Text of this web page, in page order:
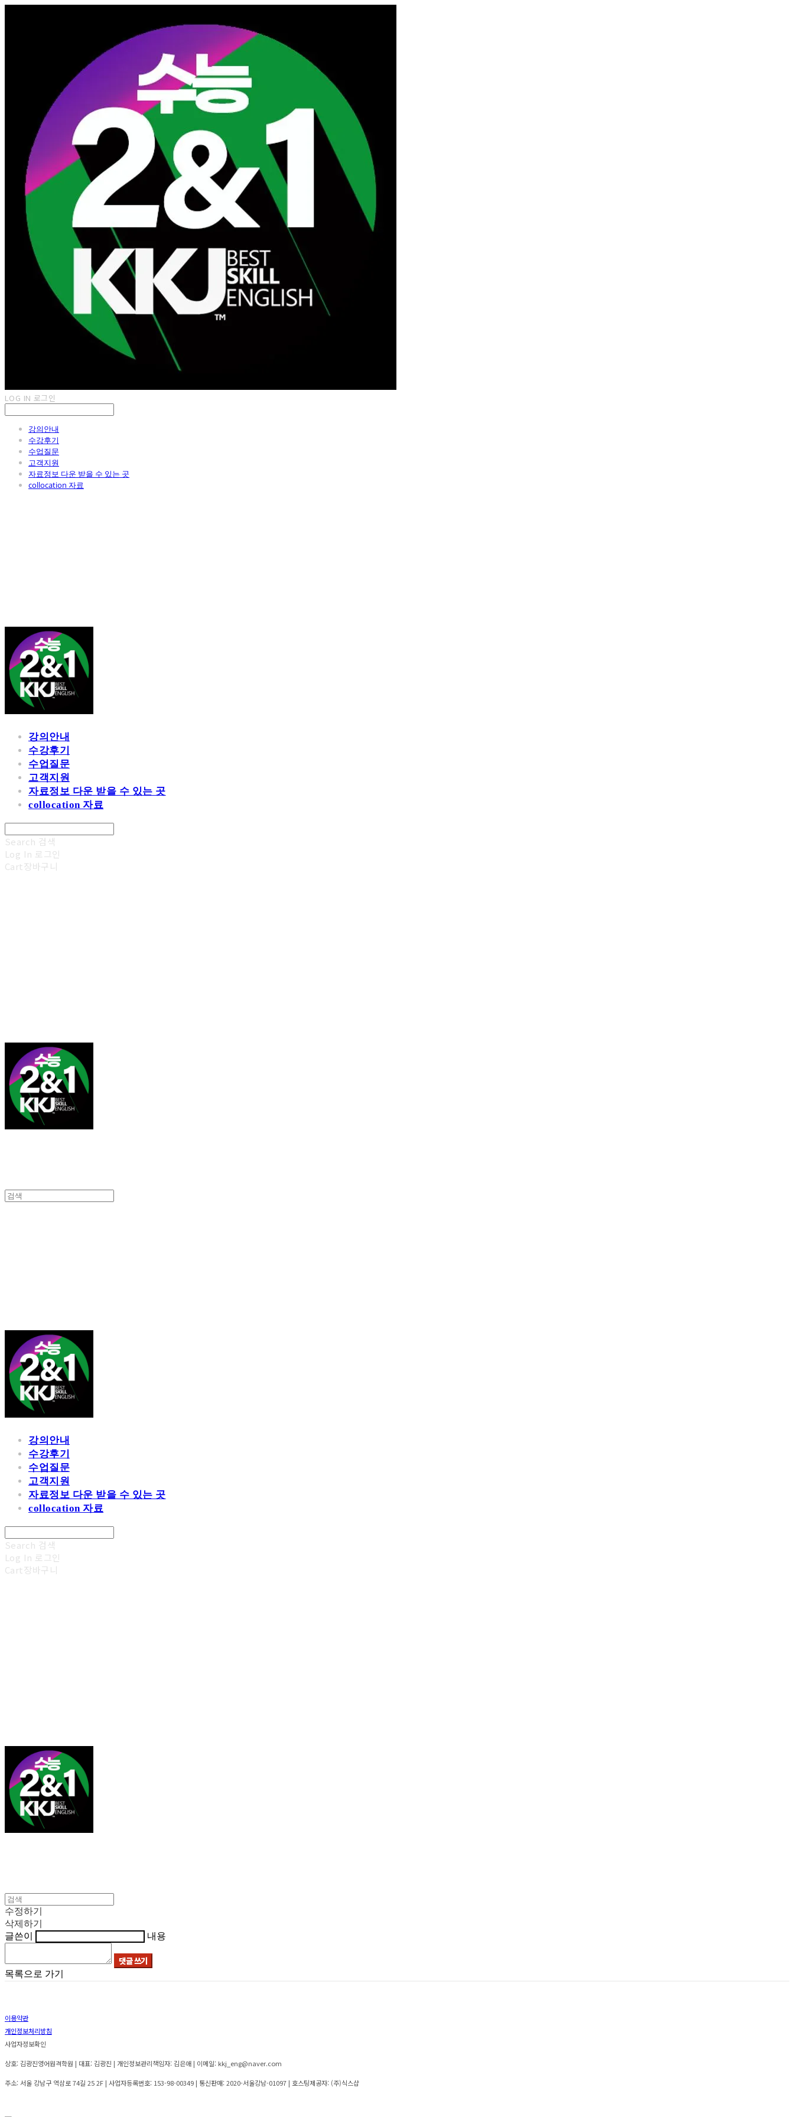
LOG IN 로그인
강의안내
수강후기
수업질문
고객지원
자료정보 다운 받을 수 있는 곳
collocation 자료
강의안내
수강후기
수업질문
고객지원
자료정보 다운 받을 수 있는 곳
collocation 자료
Search 검색
Log In 로그인
Cart장바구니
강의안내
수강후기
수업질문
고객지원
자료정보 다운 받을 수 있는 곳
collocation 자료
Search 검색
Log In 로그인
Cart장바구니
수정하기
삭제하기
글쓴이
내용
댓글 쓰기
목록으로 가기
이용약관
개인정보처리방침
사업자정보확인
상호: 김광진영어원격학원 | 대표: 김광진 | 개인정보관리책임자: 김은애 | 이메일: kkj_eng@naver.com
주소: 서울 강남구 역삼로 74길 25 2F | 사업자등록번호: 153-98-00349 | 통신판매:2020-서울강남-01097 | 호스팅제공자: (주)식스샵